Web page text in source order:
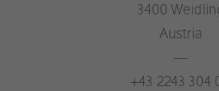
3400
Austria
—
+43 2243 304